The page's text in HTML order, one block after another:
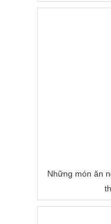
Những món ăn